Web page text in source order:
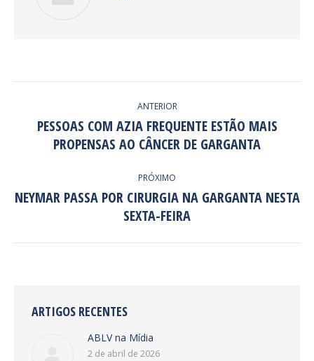
POST:
ANTERIOR
Post
anterior:
PESSOAS COM AZIA FREQUENTE ESTÃO MAIS
PROPENSAS AO CÂNCER DE GARGANTA
PRÓXIMO
Próximo
post:
NEYMAR PASSA POR CIRURGIA NA GARGANTA NESTA
SEXTA-FEIRA
ARTIGOS RECENTES
ABLV na Mídia
2 de abril de 2026